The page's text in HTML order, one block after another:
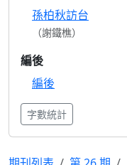
孫柏秋訪台
（謝鐵樵）
編後
編後
字數統計